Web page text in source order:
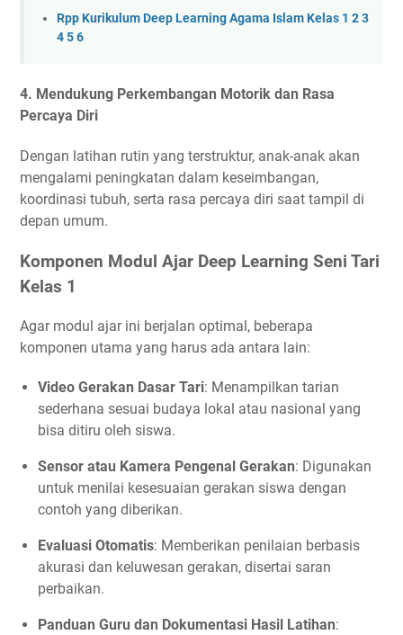
Rpp Kurikulum Deep Learning Agama Islam Kelas 1 2 3
4 5 6
4. Mendukung Perkembangan Motorik dan Rasa
Percaya Diri
Dengan latihan rutin yang terstruktur, anak-anak akan
mengalami peningkatan dalam keseimbangan,
koordinasi tubuh, serta rasa percaya diri saat tampil di
depan umum.
Komponen Modul Ajar Deep Learning Seni Tari
Kelas 1
Agar modul ajar ini berjalan optimal, beberapa
komponen utama yang harus ada antara lain:
Video Gerakan Dasar Tari: Menampilkan tarian
sederhana sesuai budaya lokal atau nasional yang
bisa ditiru oleh siswa.
Sensor atau Kamera Pengenal Gerakan: Digunakan
untuk menilai kesesuaian gerakan siswa dengan
contoh yang diberikan.
Evaluasi Otomatis: Memberikan penilaian berbasis
akurasi dan keluwesan gerakan, disertai saran
perbaikan.
Panduan Guru dan Dokumentasi Hasil Latihan: